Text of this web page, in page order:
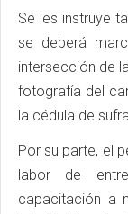
Se les instruye
se deberá
intersección de
fotografía del
la cédula de
Por su parte, el
labor de
capacitación a